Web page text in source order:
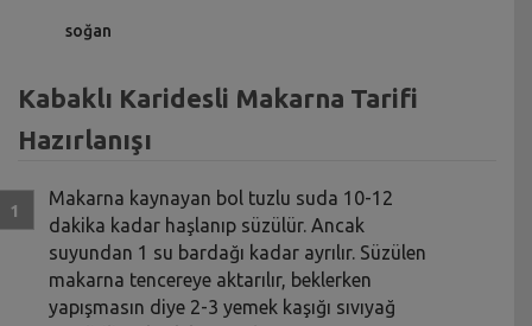
soğan
Kabaklı Karidesli Makarna Tarifi
Hazırlanışı
Makarna kaynayan bol tuzlu suda 10-12
dakika kadar haşlanıp süzülür. Ancak
suyundan 1 su bardağı kadar ayrılır. Süzülen
makarna tencereye aktarılır, beklerken
yapışmasın diye 2-3 yemek kaşığı sıvıyağ